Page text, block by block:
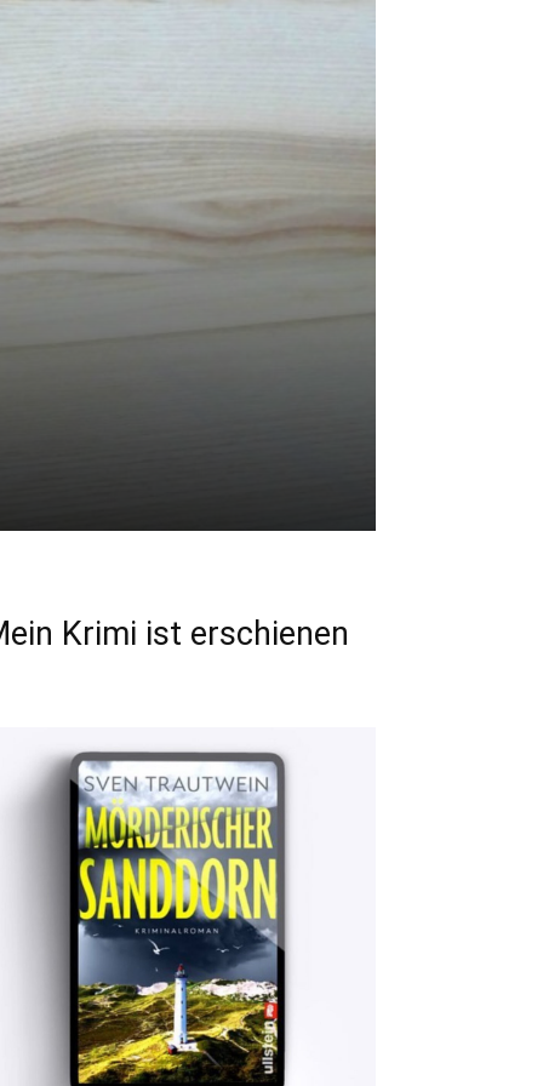
Krimi ist erschienen